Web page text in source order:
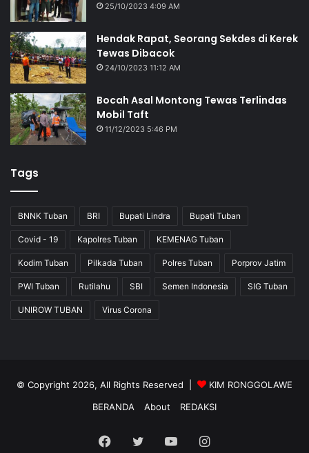
25/10/2023 4:09 AM
Hendak Rapat, Seorang Sekdes di Kerek
Tewas Dibacok
24/10/2023 11:12 AM
Bocah Asal Montong Tewas Terlindas
Mobil Taft
11/12/2023 5:46 PM
Tags
BNNK Tuban BRI Bupati Lindra Bupati Tuban
Covid - 19 Kapolres Tuban KEMENAG Tuban
Kodim Tuban Pilkada Tuban Polres Tuban Porprov Jatim
PWI Tuban Rutilahu SBI Semen Indonesia SIG Tuban
UNIROW TUBAN Virus Corona
© Copyright 2026, All Rights Reserved |
KIM RONGGOLAWE
BERANDA
About REDAKSI
Facebook
Twitter YouTubeInstagram